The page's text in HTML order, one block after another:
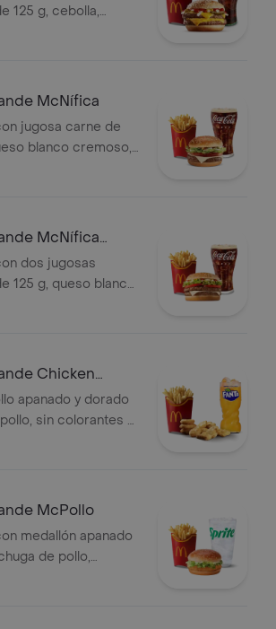
125 g, cebolla,
cheddar
papas fritas grandes
a elección.
McNífica
jugosa carne de
blanco cremoso,
lechuga, salsa
y bebida
McNífica
dos jugosas
125 g, queso blanco
tomate fresco,
papas fritas grandes
a elección.
Chicken
10 pzas
apanado y dorado
sin colorantes ni
McPollo
medallón apanado
de pollo,
y lechuga fresca,